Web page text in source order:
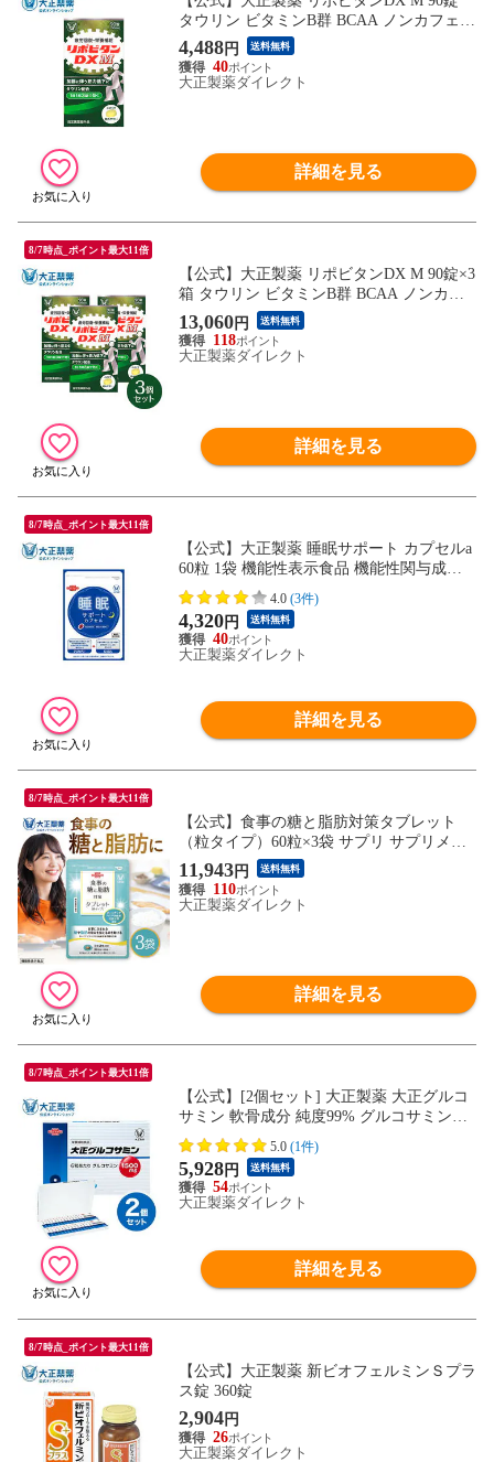
タウリン ビタミンB群 BCAA ノンカフェイ
ン
4,488円 送料無料
40
大正製薬ダイレクト
詳細を見る
8/7時点_ポイント最大11倍
【公式】大正製薬 リポビタンDX M 90錠×3
箱 タウリン ビタミンB群 BCAA ノンカフ
ェイン
13,060円 送料無料
118
大正製薬ダイレクト
詳細を見る
8/7時点_ポイント最大11倍
【公式】大正製薬 睡眠サポート カプセルa
60粒 1袋 機能性表示食品 機能性関与成分
クロセチン GABA （良質な眠り/中途覚醒
軽減/疲労感・ストレス緩和）
4.0 (3件)
4,320円 送料無料
40
大正製薬ダイレクト
詳細を見る
8/7時点_ポイント最大11倍
【公式】食事の糖と脂肪対策タブレット
（粒タイプ）60粒×3袋 サプリ サプリメン
ト 糖 脂肪 糖質 カット 抑える 吸収 脂質 脂
肪の吸収を抑える 脂肪の吸収
11,943円 送料無料
110
大正製薬ダイレクト
詳細を見る
8/7時点_ポイント最大11倍
【公式】[2個セット] 大正製薬 大正グルコ
サミン 軟骨成分 純度99% グルコサミン配
合 1箱 330mg×6粒 ×30袋 栄養補助食品 サ
プリ サプリメント
5.0 (1件)
5,928円 送料無料
54
大正製薬ダイレクト
詳細を見る
8/7時点_ポイント最大11倍
【公式】大正製薬 新ビオフェルミンＳプラ
ス錠 360錠
2,904円
26
大正製薬ダイレクト